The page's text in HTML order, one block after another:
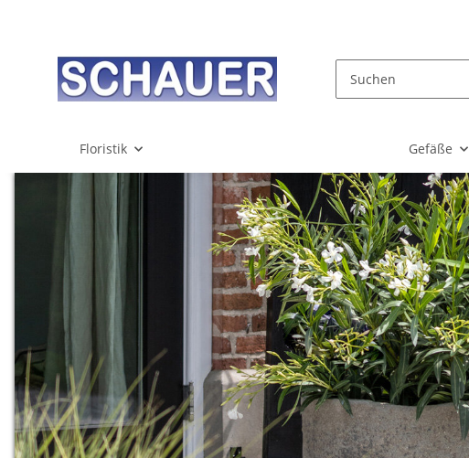
Floristik Gefäße